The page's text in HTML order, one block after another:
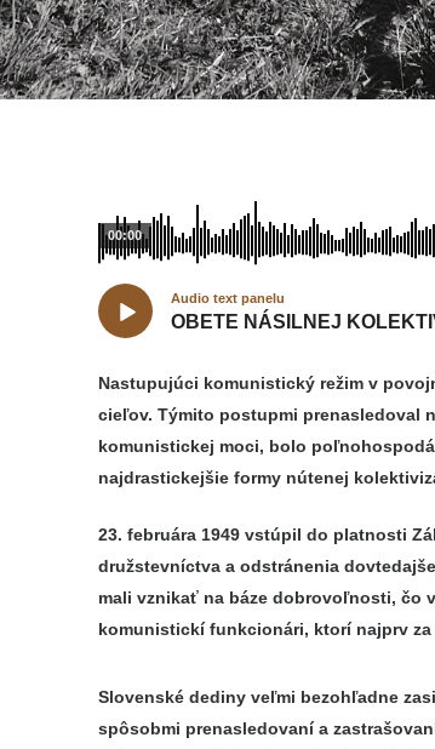
00:00
Audio text panelu
OBETE NÁSILNEJ
Nastupujúci komunistický režim v
cieľov. Týmito postupmi prenasledoval
komunistickej moci, bolo
najdrastickejšie formy nútenej
23. februára 1949 vstúpil do platnosti
družstevníctva a odstránenia
mali vznikať na báze dobrovoľnosti, čo
komunistickí funkcionári, ktorí najprv
Slovenské dediny veľmi bezohľadne
spôsobmi prenasledovaní a